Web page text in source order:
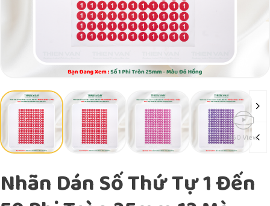
360 View
Nhãn Dán Số Thứ Tự 1 Đến